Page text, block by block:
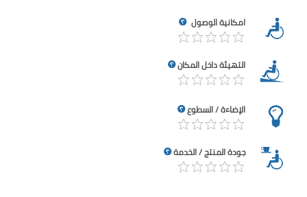
امكانية الوصول
التهيئة داخل المكان
الإضاءة / السطوع
جودة المنتج / الخدمة